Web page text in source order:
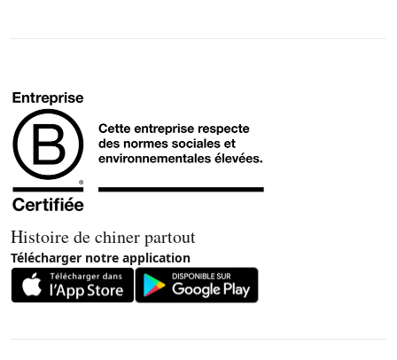
Histoire de chiner partout
Télécharger notre application